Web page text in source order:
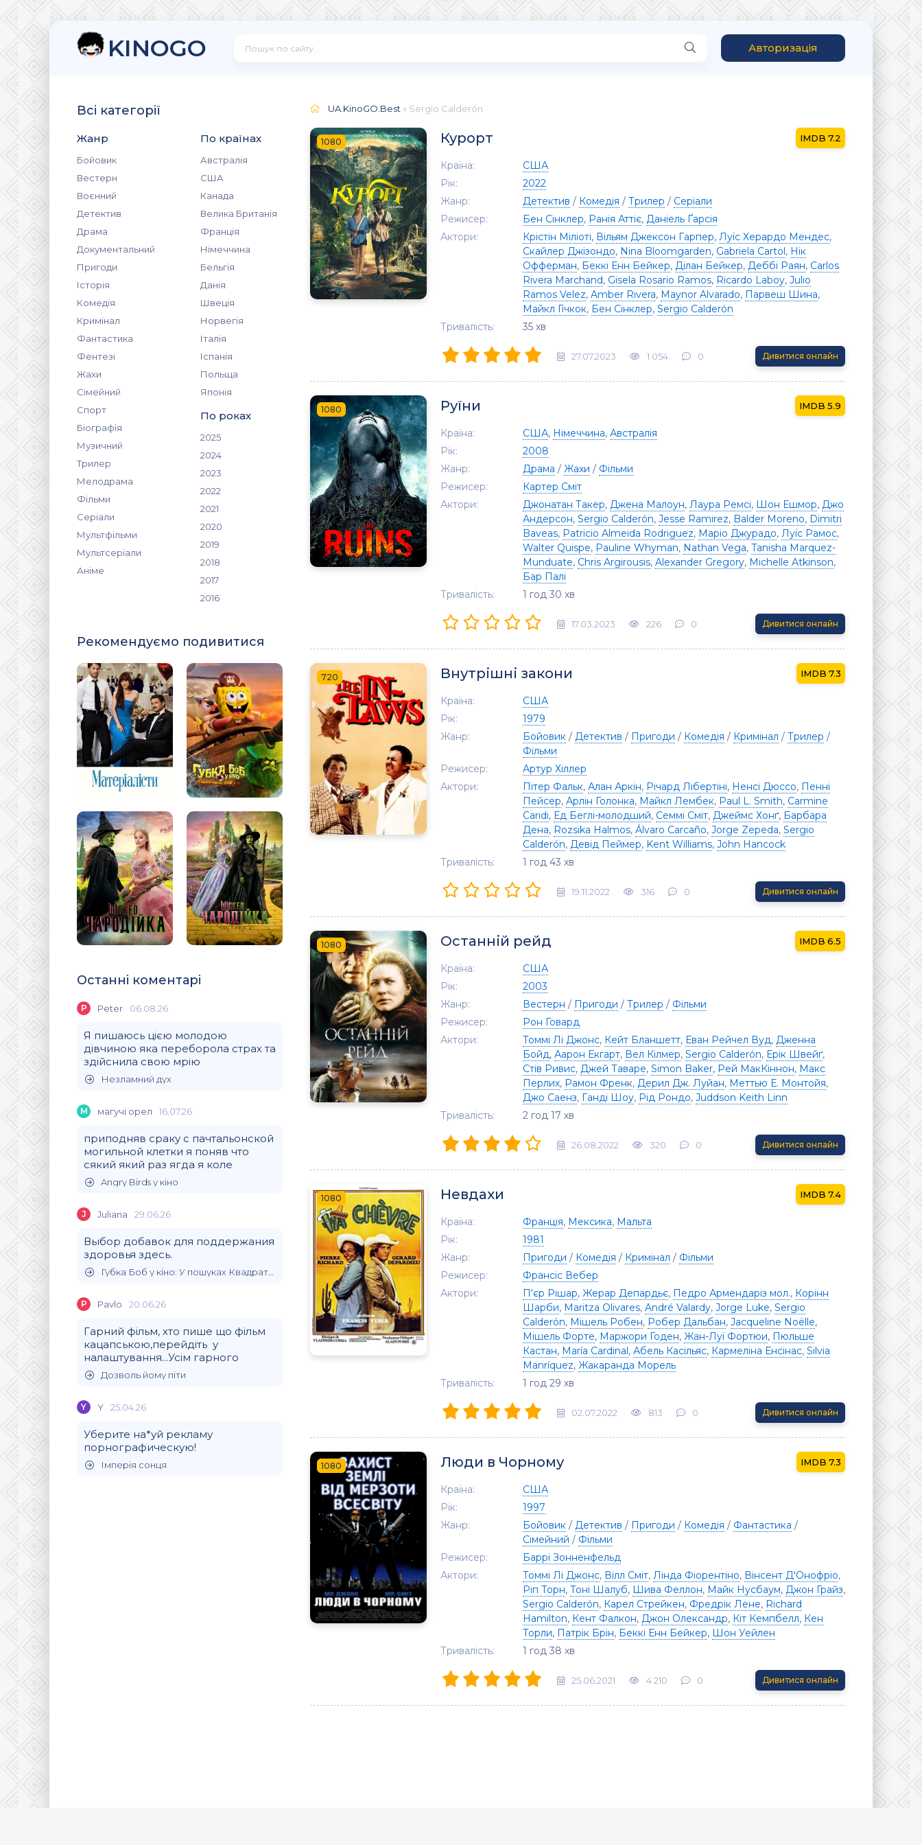
KINOGO Авторизація
Всі категорії
Жанр
Бойовик
Вестерн
Воєнний
Детектив
Драма
Документальний
Пригоди
Історія
Комедія
Кримінал
Фантастика
Фентезі
Жахи
Сімейний
Спорт
Біографія
Музичний
Трилер
Мелодрама
Фільми
Серіали
Мультфільми
Мультсеріали
Аніме
По країнах
Австралія
США
Канада
Велика Британія
Франція
Німеччина
Бельгія
Данія
Швеція
Норвегія
Італія
Іспанія
Польща
Японія
По роках
2025
2024
2023
2022
2021
2020
2019
2018
2017
2016
Рекомендуємо подивитися
Останні коментарі
P Peter 06.08.26
Я пишаюсь цією молодою
дівчиною яка переборола страх та
здійснила свою мрію
Незламний дух
М магучi орел 16.07.26
приподняв сраку с пачтальонской
могильной клетки я поняв что
сякий який раз ягда я коле
Angry Birds у кіно
J Juliana 29.06.26
Выбор добавок для поддержания
здоровья здесь.
Губка Боб у кіно: У пошуках Квадратних Штанів
P Pavlo 20.06.26
Гарний фільм, хто пише що фільм
кацапською,перейдіть у
налаштування...Усім гарного
Дозволь йому піти
Y Y 25.04.26
Уберите на*уй рекламу
порнографическую!
Імперія сонця
UA.KinoGO.Best » Sergio Calderón
1080 Курорт 7.2
Країна:
США
Рік:
2022
Жанр:
Детектив / Комедія / Трилер / Серіали
Режисер:
Бен Сінклер, Ранія Аттіє, Даніель Ґарсія
Актори:
Крістін Міліоті, Вільям Джексон Гарпер, Луїс Херардо Мендес,
Скайлер Джізондо, Nina Bloomgarden, Gabriela Cartol, Нік
Офферман, Беккі Енн Бейкер, Ділан Бейкер, Деббі Раян, Carlos
Rivera Marchand, Gisela Rosario Ramos, Ricardo Laboy, Julio
Ramos Velez, Amber Rivera, Maynor Alvarado, Парвеш Шина,
Майкл Гічкок, Бен Сінклер, Sergio Calderón
Тривалість:
35 хв
27.07.2023 1 054 0 Дивитися онлайн
1080 Руїни 5.9
Країна: США, Німеччина, Австралія
Рік:
2008
Жанр:
Драма / Жахи / Фільми
Режисер:
Картер Сміт
Актори:
Джонатан Такер, Джена Малоун, Лаура Ремсі, Шон Ешмор, Джо
Андерсон, Sergio Calderón, Jesse Ramirez, Balder Moreno, Dimitri
Baveas, Patricio Almeida Rodriguez, Маріо Джурадо, Луїс Рамос,
Walter Quispe, Pauline Whyman, Nathan Vega, Tanisha Marquez-
Munduate, Chris Argirousis, Alexander Gregory, Michelle Atkinson,
Бар Палі
Тривалість:
1 год 30 хв
17.03.2023 226 0 Дивитися онлайн
720 Внутрішні закони 7.3
Країна:
США
Рік:
1979
Жанр:
Бойовик / Детектив / Пригоди / Комедія / Кримінал / Трилер /
Фільми
Режисер:
Артур Хіллер
Актори:
Пітер Фальк, Алан Аркін, Річард Лібертіні, Ненсі Дюссо, Пенні
Пейсер, Арлін Голонка, Майкл Лембек, Paul L. Smith, Carmine
Caridi, Ед Беглі-молодший, Семмі Сміт, Джеймс Хонґ, Барбара
Дена, Rozsika Halmos, Álvaro Carcaño, Jorge Zepeda, Sergio
Calderón, Девід Пеймер, Kent Williams, John Hancock
Тривалість:
1 год 43 хв
19.11.2022 316 0 Дивитися онлайн
1080 Останній рейд 6.5
Країна:
США
Рік:
2003
Жанр:
Вестерн / Пригоди / Трилер / Фільми
Режисер:
Рон Говард
Актори:
Томмі Лі Джонс, Кейт Бланшетт, Еван Рейчел Вуд, Дженна
Бойд, Аарон Екгарт, Вел Кілмер, Sergio Calderón, Ерік Швейґ,
Стів Ривис, Джей Таваре, Simon Baker, Рей МакКіннон, Макс
Перлих, Рамон Френк, Дерил Дж. Луйан, Меттью Е. Монтойя,
Джо Саенз, Ганді Шоу, Рід Рондо, Juddson Keith Linn
Тривалість:
2 год 17 хв
26.08.2022 320 0 Дивитися онлайн
1080 Невдахи 7.4
Країна: Франція, Мексика, Мальта
Рік:
1981
Жанр:
Пригоди / Комедія / Кримінал / Фільми
Режисер:
Франсіс Вебер
Актори:
П'єр Рішар, Жерар Депардьє, Педро Армендаріз мол., Корінн
Шарби, Maritza Olivares, André Valardy, Jorge Luke, Sergio
Calderón, Мішель Робен, Робер Дальбан, Jacqueline Noëlle,
Мішель Форте, Маржори Годен, Жан-Луї Фортюи, Пюльше
Кастан, María Cardinal, Абель Касільяс, Кармеліна Енсінас, Silvia
Manríquez, Жакаранда Морель
Тривалість:
1 год 29 хв
02.07.2022 813 0 Дивитися онлайн
1080 Люди в Чорному 7.3
Країна:
США
Рік:
1997
Жанр:
Бойовик / Детектив / Пригоди / Комедія / Фантастика /
Сімейний / Фільми
Режисер:
Баррі Зонненфельд
Актори:
Томмі Лі Джонс, Вілл Сміт, Лінда Фіорентіно, Вінсент Д'Онофріо,
Ріп Торн, Тоні Шалуб, Шива Феллон, Майк Нусбаум, Джон Грайз,
Sergio Calderón, Карел Стрейкен, Фредрік Лене, Richard
Hamilton, Кент Фалкон, Джон Олександр, Кіт Кемпбелл, Кен
Торли, Патрік Брін, Беккі Енн Бейкер, Шон Уейлен
Тривалість:
1 год 38 хв
25.06.2021 4 210 0 Дивитися онлайн